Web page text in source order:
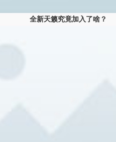
全新天籁究竟加入了啥？